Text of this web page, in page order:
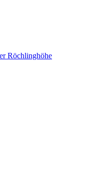
Röchlinghöhe